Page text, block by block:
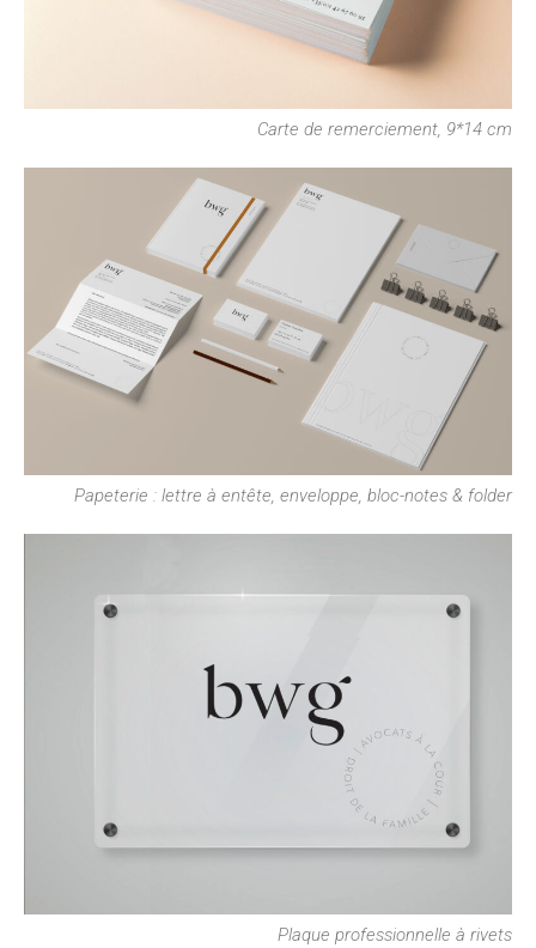
Carte de remerciement, 9*14 cm
Papeterie : lettre à entête, enveloppe, bloc-notes & folder
Plaque professionnelle à rivets